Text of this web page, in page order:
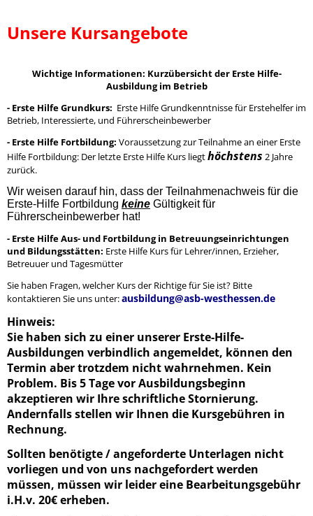
Unsere Kursangebote
Wichtige Informationen: Kurzübersicht der Erste Hilfe-
Ausbildung im Betrieb
- Erste Hilfe Grundkurs: Erste Hilfe Grundkenntnisse für Erstehelfer im
Betrieb, Interessierte, und Führerscheinbewerber
- Erste Hilfe Fortbildung: Voraussetzung zur Teilnahme an einer Erste
Hilfe Fortbildung: Der letzte Erste Hilfe Kurs liegthöchstens 2 Jahre
zurück.
Wir weisen darauf hin, dass der Teilnahmenachweis für die
Erste-Hilfe Fortbildung keine Gültigkeit für
Führerscheinbewerber hat!
- Erste Hilfe Aus- und Fortbildung in Betreuungseinrichtungen
und Bildungsstätten: Erste Hilfe Kurs für Lehrer/innen, Erzieher,
Betreuuer und Tagesmütter
Sie haben Fragen, welcher Kurs der Richtige für Sie ist? Bitte
kontaktieren Sie uns unter:ausbildung@asb-westhessen.de
Hinweis:
Sie haben sich zu einer unserer Erste-Hilfe-
Ausbildungen verbindlich angemeldet, können den
Termin aber trotzdem nicht wahrnehmen. Kein
Problem. Bis 5 Tage vor Ausbildungsbeginn
akzeptieren wir Ihre schriftliche Stornierung.
Andernfalls stellen wir Ihnen die Kursgebühren in
Rechnung.
Sollten benötigte / angeforderte Unterlagen nicht
vorliegen und von uns nachgefordert werden
müssen, müssen wir leider eine Bearbeitungsgebühr
i.H.v. 20€ erheben.